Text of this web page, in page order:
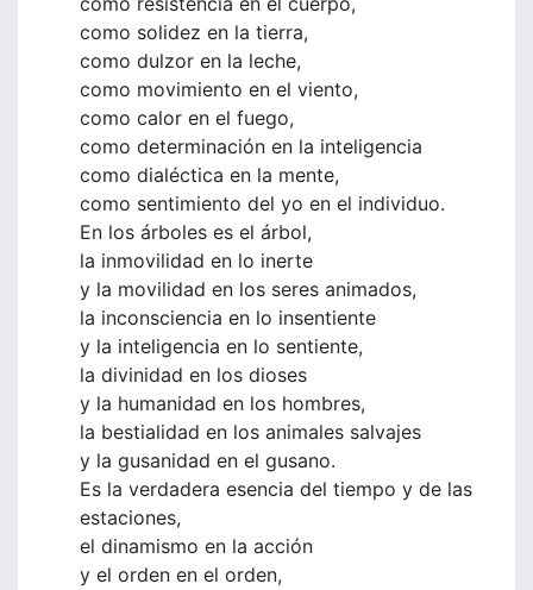
como solidez en la tierra,
como dulzor en la leche,
como movimiento en el viento,
como calor en el fuego,
como determinación en la inteligencia
como dialéctica en la mente,
como sentimiento del yo en el individuo.
En los árboles es el árbol,
la inmovilidad en lo inerte
y la movilidad en los seres animados,
la inconsciencia en lo insentiente
y la inteligencia en lo sentiente,
la divinidad en los dioses
y la humanidad en los hombres,
la bestialidad en los animales salvajes
y la gusanidad en el gusano.
Es la verdadera esencia del tiempo y de las
estaciones,
el dinamismo en la acción
y el orden en el orden,